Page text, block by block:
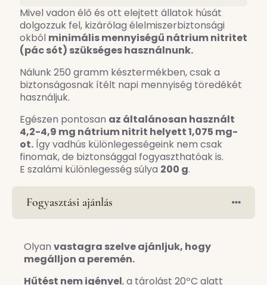
Mivel vadon élő és ott elejtett állatok húsát
dolgozzuk fel, kizárólag élelmiszerbiztonsági
okból minimális mennyiségű nátrium nitritet
(pác sót) szükséges használnunk.
Nálunk 250 gramm késztermékben, csak a
biztonságosnak ítélt napi mennyiség töredékét
használjuk.
Egészen pontosan az általánosan használt
4,2-4,9 mg nátrium nitrit helyett 1,075 mg-
ot.Így vadhús különlegességeink nem csak
finomak, de biztonsággal fogyaszthatóak is.
E szalámi különlegesség súlya 200 g.
Fogyasztási ajánlás
Olyan vastagra szelve ajánljuk, hogy
megálljon a peremén.
Hűtést nem igényel, a tárolást 20ºC alatt